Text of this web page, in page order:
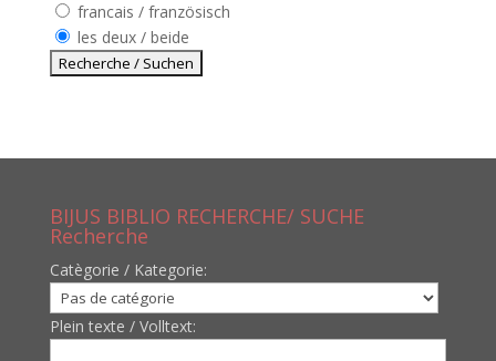
francais / französisch
les deux / beide
BIJUS BIBLIO RECHERCHE/ SUCHE
Recherche
Catègorie / Kategorie:
Plein texte / Volltext: